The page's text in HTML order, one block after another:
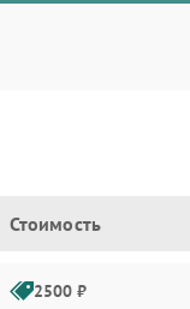
Стоимость
2500 ₽